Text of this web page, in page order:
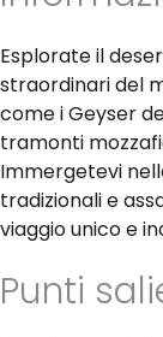
Esplorate il
straordinari del
come i Geyser
tramonti
Immergetevi
tradizionali e
viaggio unico e
Punti